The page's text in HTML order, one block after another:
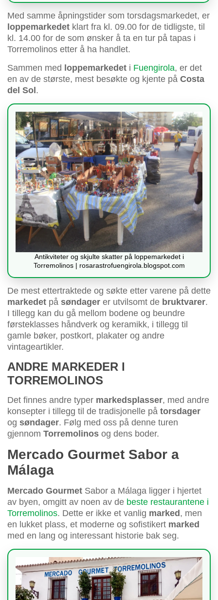
Med samme åpningstider som torsdagsmarkedet, er
loppemarkedet klart fra kl. 09.00 for de tidligste, til
kl. 14.00 for de som ønsker å ta en tur på tapas i
Torremolinos etter å ha handlet.
Sammen med loppemarkedet i Fuengirola, er det
en av de største, mest besøkte og kjente på Costa
del Sol .
Antikviteter og skjulte skatter på loppemarkedet i
Torremolinos | rosarastrofuengirola.blogspot.com
De mest ettertraktede og søkte etter varene på dette
markedet på søndager er utvilsomt de bruktvarer.
I tillegg kan du gå mellom bodene og beundre
førsteklasses håndverk og keramikk, i tillegg til
gamle bøker, postkort, plakater og andre
vintageartikler.
ANDRE MARKEDER I
TORREMOLINOS
Det finnes andre typer markedsplasser, med andre
konsepter i tillegg til de tradisjonelle på torsdager
og søndager. Følg med oss på denne turen
gjennom Torremolinos og dens boder.
Mercado Gourmet Sabor a
Málaga
Mercado Gourmet Sabor a Málaga ligger i hjertet
av byen, omgitt av noen av de beste restaurantene i
Torremolinos. Dette er ikke et vanlig marked , men
en lukket plass, et moderne og sofistikert marked
med en lang og interessant historie bak seg.